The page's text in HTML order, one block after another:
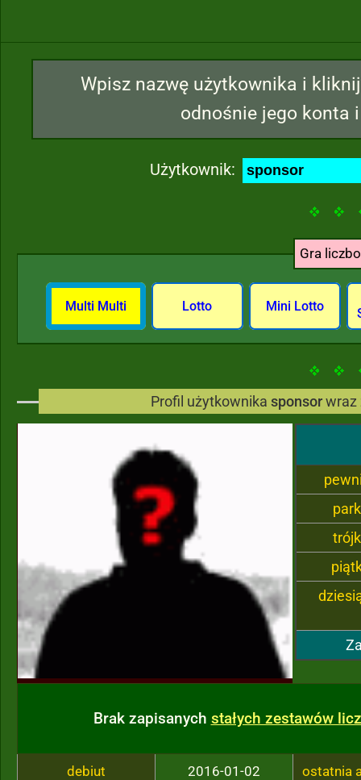
Wpisz nazwę użytkownika i
odnośnie jego konta
Użytkownik:
Gra
Multi Multi Lotto Mini Lotto
Profil użytkownika sponsorwraz
Brak zapisanych stałych zestawów
debiut 2016-01-02
ostatnia